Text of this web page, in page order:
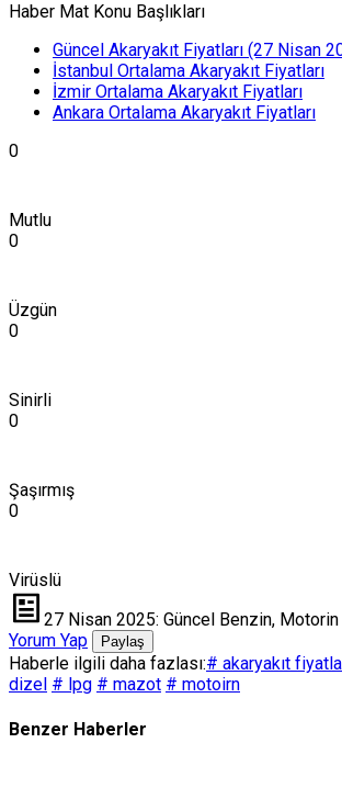
Haber Mat Konu Başlıkları
Güncel Akaryakıt Fiyatları (27 Nisan
İstanbul Ortalama Akaryakıt Fiyatları
İzmir Ortalama Akaryakıt Fiyatları
Ankara Ortalama Akaryakıt Fiyatları
0
Mutlu
0
Üzgün
0
Sinirli
0
Şaşırmış
0
Virüslü
27 Nisan 2025: Güncel Benzin, Motorin
Yorum Yap
Paylaş
Haberle ilgili daha fazlası:# akaryakıt
dizel # lpg # mazot # motoirn
Benzer Haberler